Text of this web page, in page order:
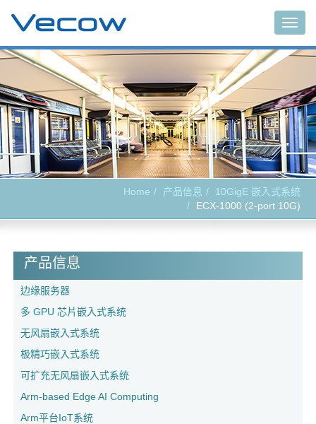
Home 产品信息
10GigE 嵌入式系统
ECX-1000 (2-port 10G)
产品信息
边缘服务器
多 GPU 芯片嵌入式系统
无风扇嵌入式系统
极精巧嵌入式系统
可扩充无风扇嵌入式系统
Arm-based Edge AI Computing
Arm平台IoT系统